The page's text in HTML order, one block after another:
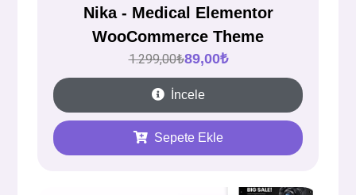
Nika - Medical Elementor
WooCommerce Theme
1.299,00₺89,00₺
İncele
Sepete Ekle